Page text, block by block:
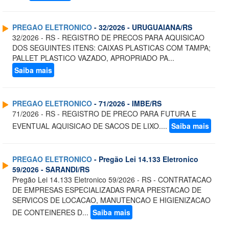
PREGAO ELETRONICO - 32/2026 - URUGUAIANA/RS
32/2026 - RS - REGISTRO DE PRECOS PARA AQUISICAO
DOS SEGUINTES ITENS: CAIXAS PLASTICAS COM TAMPA;
PALLET PLASTICO VAZADO, APROPRIADO PA...
Saiba mais
PREGAO ELETRONICO - 71/2026 - IMBE/RS
71/2026 - RS - REGISTRO DE PRECO PARA FUTURA E
EVENTUAL AQUISICAO DE SACOS DE LIXO.... Saiba mais
PREGAO ELETRONICO - Pregão Lei 14.133 Eletronico
59/2026 - SARANDI/RS
Pregão Lei 14.133 Eletronico 59/2026 - RS - CONTRATACAO
DE EMPRESAS ESPECIALIZADAS PARA PRESTACAO DE
SERVICOS DE LOCACAO, MANUTENCAO E HIGIENIZACAO
DE CONTEINERES D... Saiba mais